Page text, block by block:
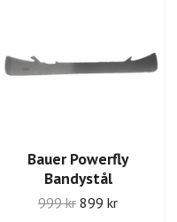
Bauer Powerfly
Bandystål
999 kr 899 kr